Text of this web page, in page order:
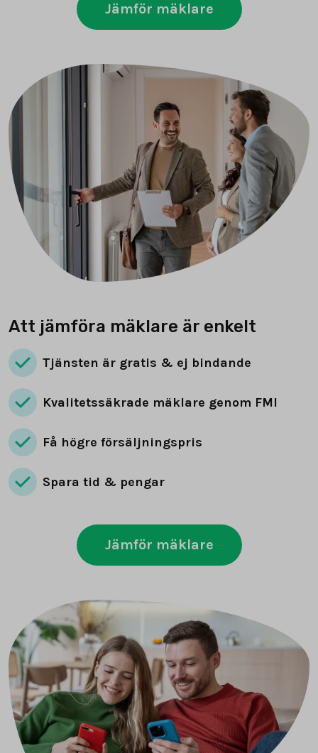
Jämför mäklare
Att jämföra mäklare är enkelt
Tjänsten är gratis & ej bindande
Kvalitetssäkrade mäklare genom FMI
Få högre försäljningspris
Spara tid & pengar
Jämför mäklare